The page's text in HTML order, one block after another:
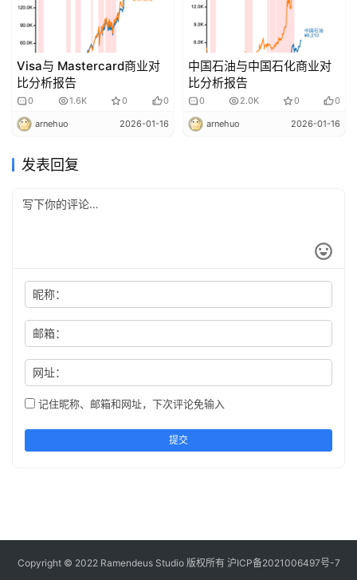
Visa与 Mastercard商业对
比分析报告
0 1.6K 0 0
arnehuo 2026-01-16
中国石油与中国石化商业对
比分析报告
0 2.0K 0 0
arnehuo 2026-01-16
发表回复
昵称：
邮箱：
网址：
记住昵称、邮箱和网址，下次评论免输入
提交
Copyright © 2022 Ramendeus Studio 版权所有 沪ICP备2021006497号-7